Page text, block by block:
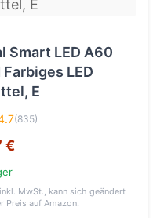
Smart LED A60
LED
E
(835)
€
MwSt., kann sich geändert
Preis auf Amazon.